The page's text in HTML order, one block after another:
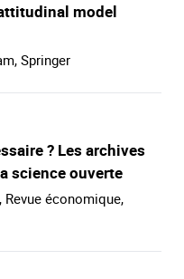
model
Springer
? Les archives
science ouverte
Revue économique,